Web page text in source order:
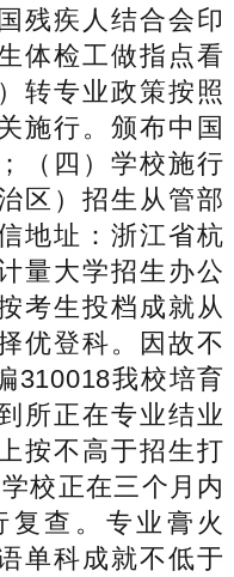
残疾人结合会印
体检工做指点看
转专业政策按照
施行。颁布中国
（四）学校施行
区）招生从管部
地址：浙江省杭
量大学招生办公
考生投档成就从
优登科。因故不
310018我校培育
所正在专业结业
按不高于招生打
校正在三个月内
查。专业膏火
单科成就不低于